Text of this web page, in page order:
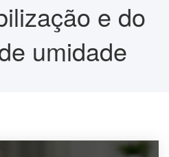
e do
umidade